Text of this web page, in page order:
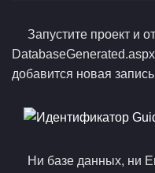
Запустите проект и
добавится новая
Ни базе данных, ни